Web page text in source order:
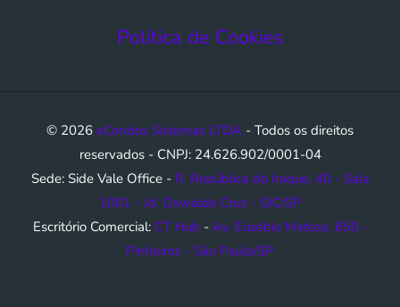
Política de Cookies
© 2026 eCondos Sistemas LTDA - Todos os direitos
reservados - CNPJ: 24.626.902/0001-04
Sede: Side Vale Office - R. República do Iraque, 40 - Sala
1001 - Jd. Oswaldo Cruz - SJC/SP
Escritório Comercial: CT Hub - Av. Eusébio Matoso, 650 -
Pinheiros - São Paulo/SP